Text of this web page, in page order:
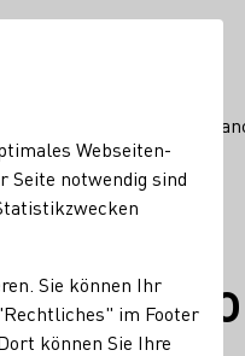
Bord
Webseiten-
Seite notwendig sind
Sie können Ihr
im Footer
können Sie Ihre